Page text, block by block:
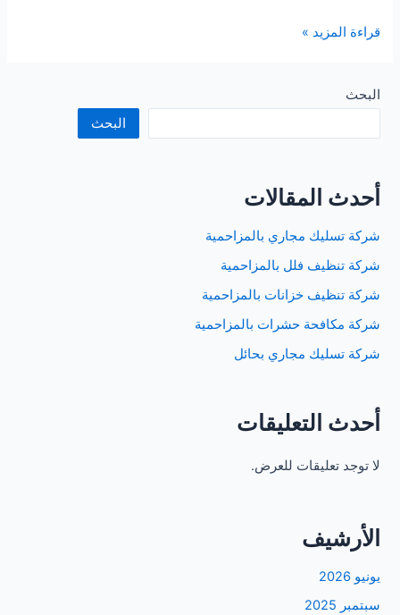
شركة
بحائل
قراءة المزيد »
البحث
البحث
أحدث المقالات
شركة تسليك مجاري بالمزاحمية
شركة تنظيف فلل بالمزاحمية
شركة تنظيف خزانات بالمزاحمية
شركة مكافحة حشرات بالمزاحمية
شركة تسليك مجاري بحائل
أحدث التعليقات
لا توجد تعليقات للعرض.
الأرشيف
يونيو 2026
سبتمبر 2025